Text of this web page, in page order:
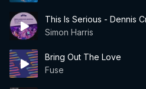
This Is Serious - Dennis
Simon Harris
Bring Out The Love
Fuse